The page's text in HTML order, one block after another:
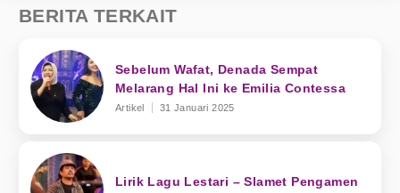
BERITA TERKAIT
Sebelum Wafat, Denada Sempat
Melarang Hal Ini ke Emilia Contessa
Artikel 31 Januari 2025
Lirik Lagu Lestari – Slamet Pengamen